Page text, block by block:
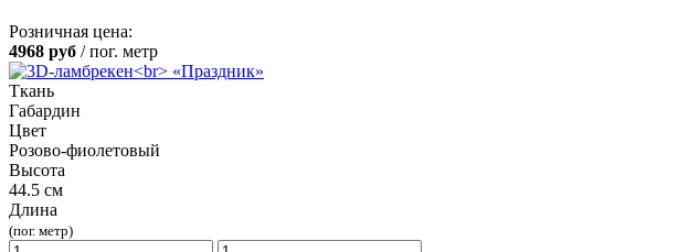
Розничная цена:
4968 руб / пог. метр
Ткань
Габардин
Цвет
Розово-фиолетовый
Высота
44.5 см
Длина
(пог. метр)